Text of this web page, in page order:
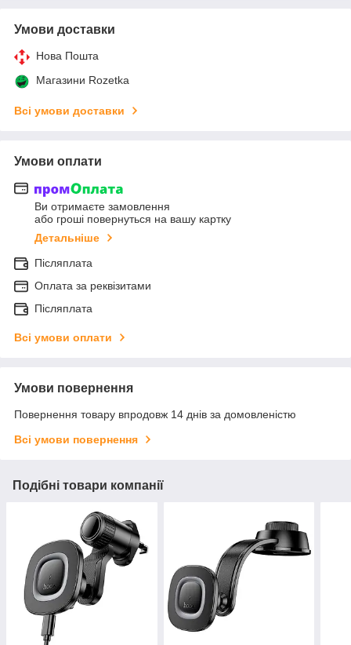
Умови доставки
Нова Пошта
Магазини Rozetka
Всі умови доставки
Умови оплати
Ви отримаєте замовлення
або гроші повернуться на вашу картку
Детальніше
Післяплата
Оплата за реквізитами
Післяплата
Всі умови оплати
Умови повернення
Повернення товару впродовж 14 днів за домовленістю
Всі умови повернення
Подібні товари компанії